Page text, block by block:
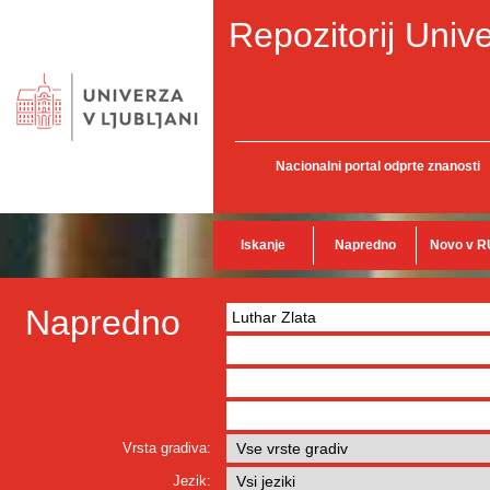
Repozitorij
Nacionalni portal odprte znanosti
Iskanje Napredno Novo v
Napredno
Vrsta gradiva:
Jezik: